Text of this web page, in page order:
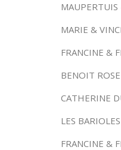
MARIE &
FRANCINE &
BENOIT
CATHERINE
LES
FRANCINE &